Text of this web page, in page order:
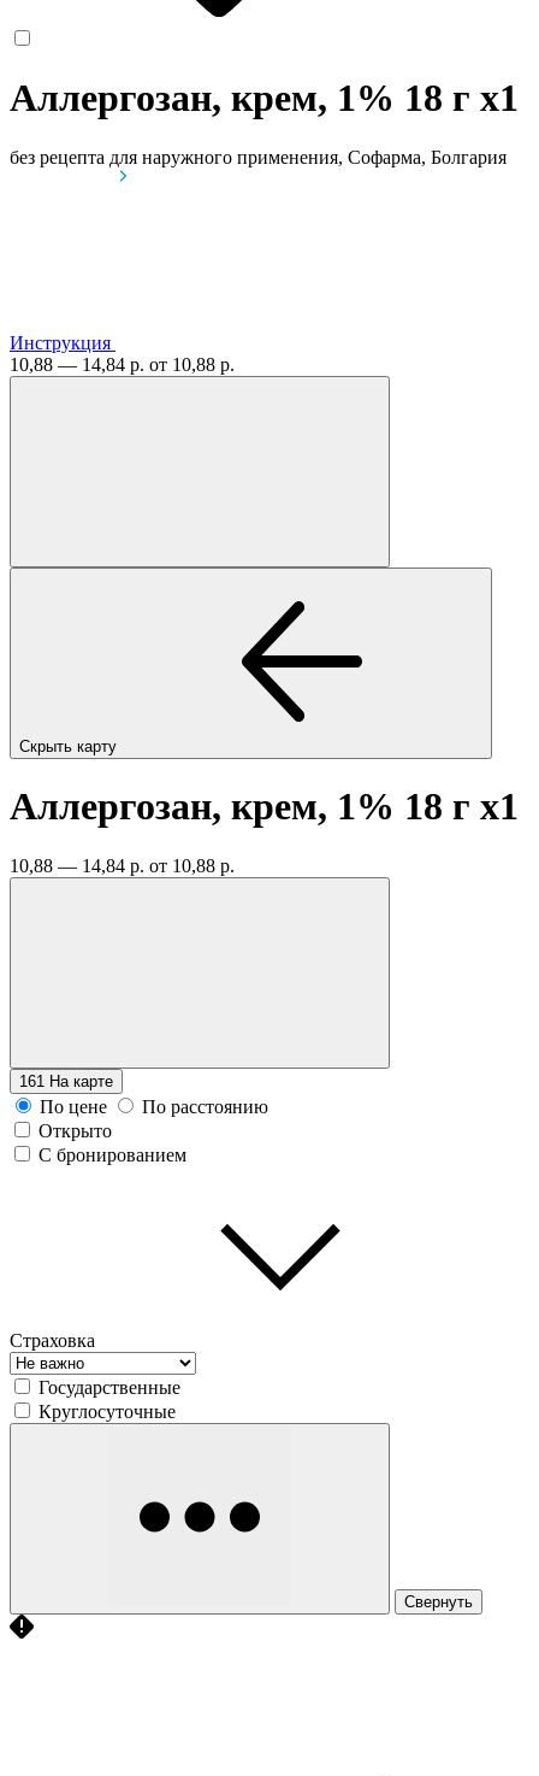
Аллергозан, крем, 1% 18 г x1
без рецепта для наружного применения, Софарма, Болгария
Инструкция
10,88 — 14,84 р. от 10,88 р.
Скрыть карту
Аллергозан, крем, 1% 18 г x1
10,88 — 14,84 р. от 10,88 р.
161 На карте
По цене
По расстоянию
Открыто
С бронированием
Страховка
Государственные
Круглосуточные
Свернуть